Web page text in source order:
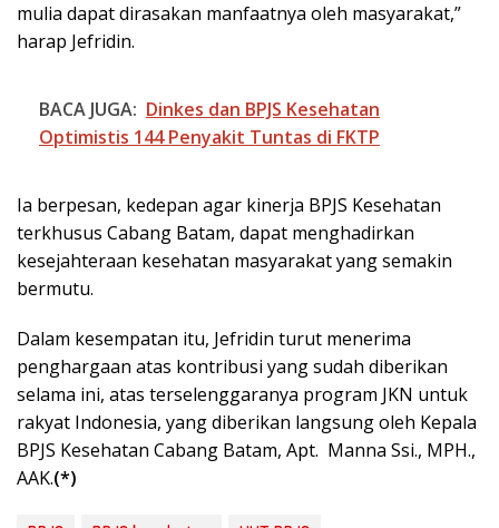
mulia dapat dirasakan manfaatnya oleh masyarakat,”
harap Jefridin.
BACA JUGA: Dinkes dan BPJS Kesehatan
Optimistis 144 Penyakit Tuntas di FKTP
Ia berpesan, kedepan agar kinerja BPJS Kesehatan
terkhusus Cabang Batam, dapat menghadirkan
kesejahteraan kesehatan masyarakat yang semakin
bermutu.
Dalam kesempatan itu, Jefridin turut menerima
penghargaan atas kontribusi yang sudah diberikan
selama ini, atas terselenggaranya program JKN untuk
rakyat Indonesia, yang diberikan langsung oleh Kepala
BPJS Kesehatan Cabang Batam, Apt. Manna Ssi., MPH.,
AAK.(*)